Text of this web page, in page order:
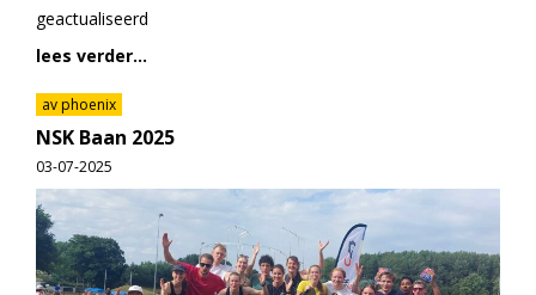
geactualiseerd
lees verder...
av phoenix
NSK Baan 2025
03-07-2025